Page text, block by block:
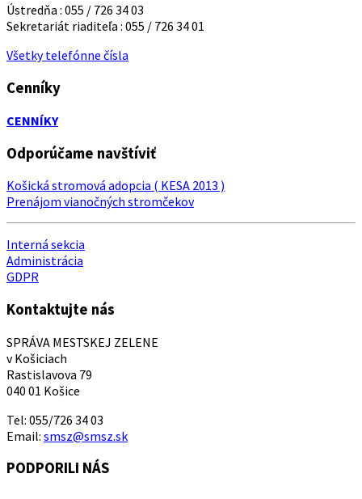
Ústredňa : 055 / 726 34 03
Sekretariát riaditeľa : 055 / 726 34 01
Všetky telefónne čísla
Cenníky
CENNÍKY
Odporúčame navštíviť
Košická stromová adopcia ( KESA 2013 )
Prenájom vianočných stromčekov
Interná sekcia
Administrácia
GDPR
Kontaktujte nás
SPRÁVA MESTSKEJ ZELENE
v Košiciach
Rastislavova 79
040 01 Košice
Tel: 055/726 34 03
Email: smsz@smsz.sk
PODPORILI NÁS